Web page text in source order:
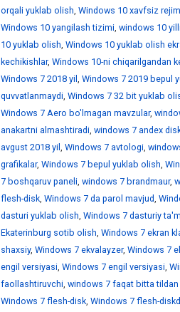
orqali yuklab olish, Windows 10 xavfsiz
Windows 10 yangilash tizimi, windows 10
10 yuklab olish, Windows 10 yuklab olish
kechikishlar, Windows 10-ni chiqarilgandan
Windows 7 2018 yil , Windows 7 2019 bepul
quvvatlanmaydi, Windows 7 32 bit yuklab
Windows 7 Aero bo'lmagan mavzular,
anakartni almashtiradi, windows 7 andex
avgust 2018 yil , Windows 7 avtologi,
grafikalar, Windows 7 bepul yuklab olish,
7 boshqaruv paneli, windows 7 brandmaur,
flesh-disk, Windows 7 da parol mavjud,
dasturi yuklab olish, Windows 7 dasturiy
Ekaterinburg sotib olish, Windows 7 ekran
shaxsiy, Windows 7 ekvalayzer, Windows 7
engil versiyasi, Windows 7 engil versiyasi,
faollashtiruvchi, windows 7 faqat bitta
Windows 7 flesh-disk, Windows 7 flesh-